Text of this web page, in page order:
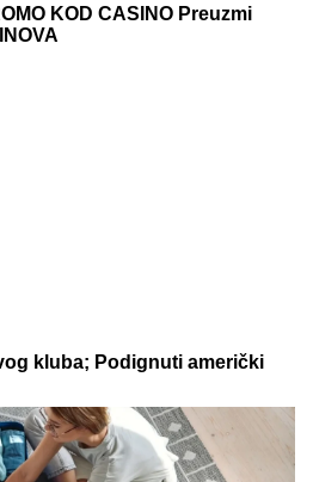
KOD CASINO Preuzmi
kluba; Podignuti američki